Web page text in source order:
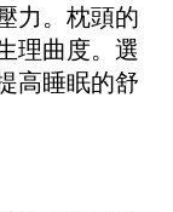
力。枕頭的
理曲度。選
高睡眠的舒